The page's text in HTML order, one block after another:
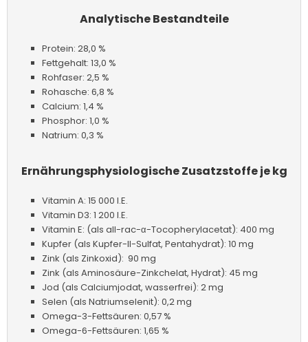
Analytische Bestandteile
Protein: 28,0 %
Fettgehalt: 13,0 %
Rohfaser: 2,5 %
Rohasche: 6,8 %
Calcium: 1,4 %
Phosphor: 1,0 %
Natrium: 0,3 %
Ernährungsphysiologische Zusatzstoffe je kg
Vitamin A: 15 000 I.E.
Vitamin D3: 1 200 I.E.
Vitamin E: (als all-rac-α-Tocopherylacetat): 400 mg
Kupfer (als Kupfer-II-Sulfat, Pentahydrat): 10 mg
Zink (als Zinkoxid): 90 mg
Zink (als Aminosäure-Zinkchelat, Hydrat): 45 mg
Jod (als Calciumjodat, wasserfrei): 2 mg
Selen (als Natriumselenit): 0,2 mg
Omega-3-Fettsäuren: 0,57 %
Omega-6-Fettsäuren: 1,65 %